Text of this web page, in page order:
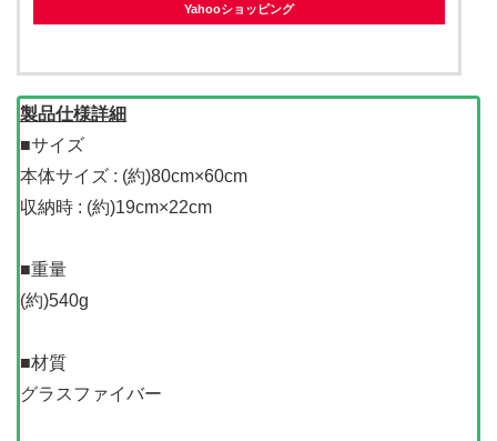
Yahooショッピング
製品仕様詳細
■サイズ
本体サイズ : (約)80cm×60cm
収納時 : (約)19cm×22cm
■重量
(約)540g
■材質
グラスファイバー